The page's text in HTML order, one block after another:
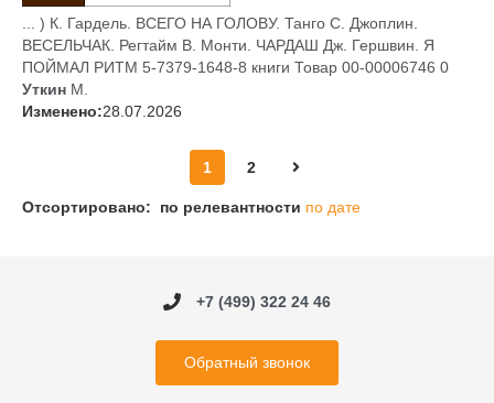
... ) К. Гардель. ВСЕГО НА ГОЛОВУ. Танго C. Джоплин.
ВЕСЕЛЬЧАК. Регтайм В. Монти. ЧАРДАШ Дж. Гершвин. Я
ПОЙМАЛ РИТМ 5-7379-1648-8 книги Товар 00-00006746 0
Уткин М.
Изменено:28.07.2026
1 2
Отсортировано: по релевантности по дате
+7 (499) 322 24 46
Обратный звонок